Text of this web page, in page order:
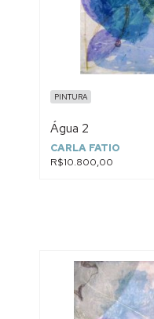
PINTURA
Água 2
CARLA FATIO
R$10.800,00